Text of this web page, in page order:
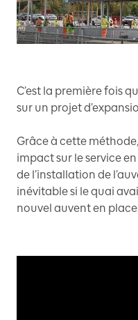
C’est la première fois
sur un projet
Grâce à cette
impact sur le service
de l’installation de
inévitable si le quai
nouvel auvent en